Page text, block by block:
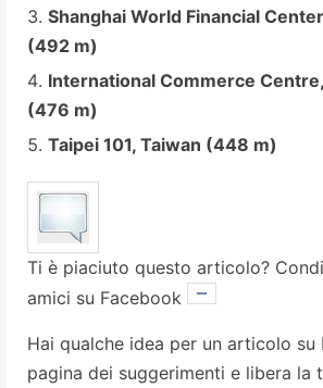
Shanghai World Financial
(492 m)
International Commerce
(476 m)
Taipei 101, Taiwan (448 m)
Ti è piaciuto questo articolo?
amici su Facebook
Hai qualche idea per un articolo su
pagina dei suggerimenti e libera la